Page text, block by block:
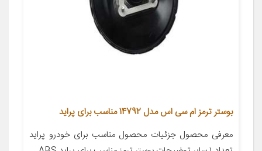
بوستر ترمز ام سی اس مدل 14792 مناسب برای پراید
معرفی محصول جزئیات محصول مناسب برای خودرو پراید